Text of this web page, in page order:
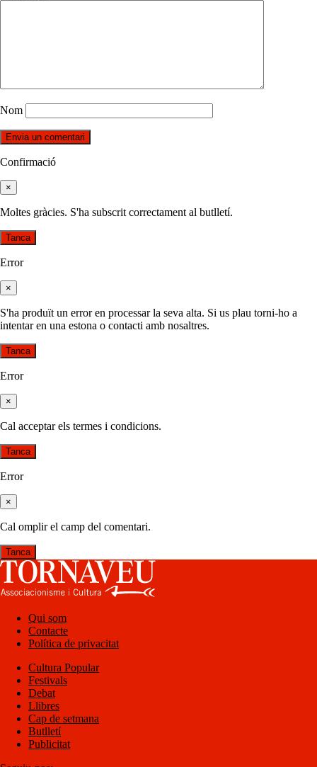
Nom
Confirmació
×
Moltes gràcies. S'ha subscrit correctament al butlletí.
Tanca
Error
×
S'ha produït un error en processar la seva alta. Si us plau torni-ho a
intentar en una estona o contacti amb nosaltres.
Tanca
Error
×
Cal acceptar els termes i condicions.
Tanca
Error
×
Cal omplir el camp del comentari.
Tanca
Qui som
Contacte
Política de privacitat
Cultura Popular
Festivals
Debat
Llibres
Cap de setmana
Butlletí
Publicitat